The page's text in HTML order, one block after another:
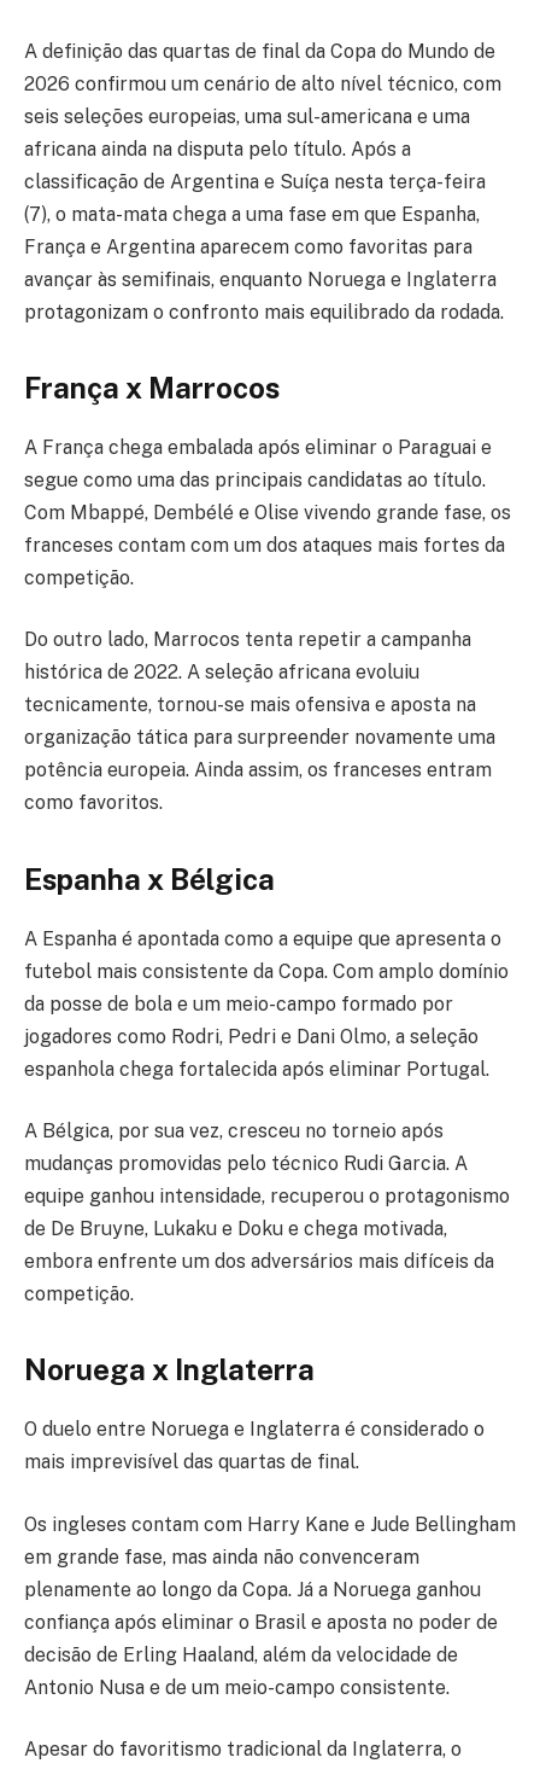
A definição das quartas de final da Copa do Mundo de
2026 confirmou um cenário de alto nível técnico, com
seis seleções europeias, uma sul-americana e uma
africana ainda na disputa pelo título. Após a
classificação de Argentina e Suíça nesta terça-feira
(7), o mata-mata chega a uma fase em que Espanha,
França e Argentina aparecem como favoritas para
avançar às semifinais, enquanto Noruega e Inglaterra
protagonizam o confronto mais equilibrado da rodada.
França x Marrocos
A França chega embalada após eliminar o Paraguai e
segue como uma das principais candidatas ao título.
Com Mbappé, Dembélé e Olise vivendo grande fase, os
franceses contam com um dos ataques mais fortes da
competição.
Do outro lado, Marrocos tenta repetir a campanha
histórica de 2022. A seleção africana evoluiu
tecnicamente, tornou-se mais ofensiva e aposta na
organização tática para surpreender novamente uma
potência europeia. Ainda assim, os franceses entram
como favoritos.
Espanha x Bélgica
A Espanha é apontada como a equipe que apresenta o
futebol mais consistente da Copa. Com amplo domínio
da posse de bola e um meio-campo formado por
jogadores como Rodri, Pedri e Dani Olmo, a seleção
espanhola chega fortalecida após eliminar Portugal.
A Bélgica, por sua vez, cresceu no torneio após
mudanças promovidas pelo técnico Rudi Garcia. A
equipe ganhou intensidade, recuperou o protagonismo
de De Bruyne, Lukaku e Doku e chega motivada,
embora enfrente um dos adversários mais difíceis da
competição.
Noruega x Inglaterra
O duelo entre Noruega e Inglaterra é considerado o
mais imprevisível das quartas de final.
Os ingleses contam com Harry Kane e Jude Bellingham
em grande fase, mas ainda não convenceram
plenamente ao longo da Copa. Já a Noruega ganhou
confiança após eliminar o Brasil e aposta no poder de
decisão de Erling Haaland, além da velocidade de
Antonio Nusa e de um meio-campo consistente.
Apesar do favoritismo tradicional da Inglaterra, o